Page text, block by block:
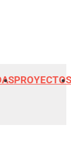
PROYECTOS